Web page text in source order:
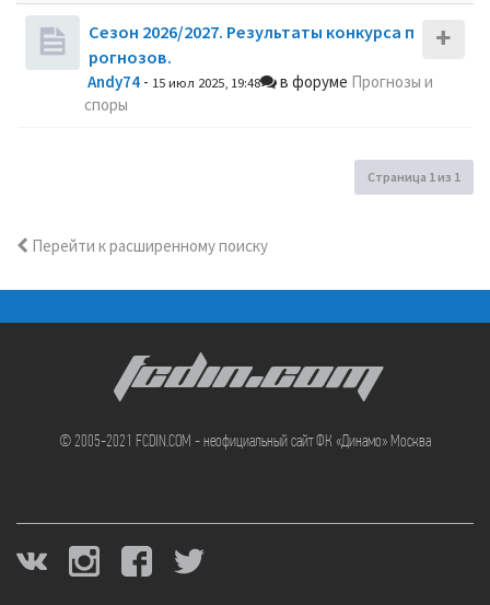
Сезон 2026/2027. Результаты конкурса п
рогнозов.
Andy74 - 15 июл 2025, 19:48 в форуме Прогнозы и
споры
Страница 1из 1
Перейти к расширенному поиску
FCDIN.COM
© 2005-2021 FCDIN.COM - неофициальный сайт ФК «Динамо» Москва